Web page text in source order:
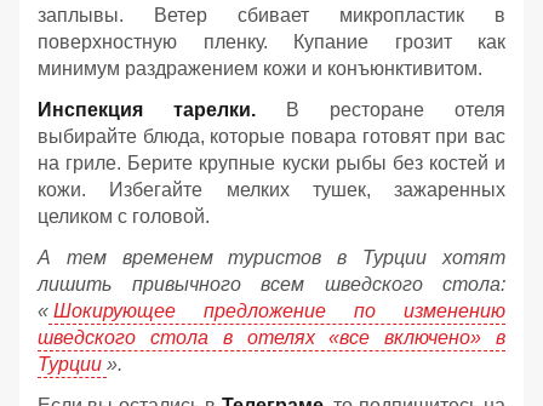
заплывы. Ветер сбивает микропластик в
поверхностную пленку. Купание грозит как
минимум раздражением кожи и конъюнктивитом.
Инспекция тарелки. В ресторане отеля
выбирайте блюда, которые повара готовят при вас
на гриле. Берите крупные куски рыбы без костей и
кожи. Избегайте мелких тушек, зажаренных
целиком с головой.
А тем временем туристов в Турции хотят
лишить привычного всем шведского стола:
« Шокирующее предложение по изменению
шведского стола в отелях «все включено» в
Турции ».